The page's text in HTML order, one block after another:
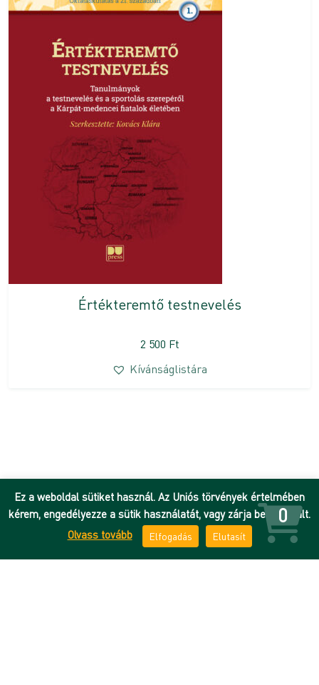
Értékteremtő testnevelés
2 500 Ft
Kívánságlistára
Ez a weboldal sütiket használ. Az Uniós törvények értelmében
kérem, engedélyezze a sütik használatát, vagy zárja be az oldalt.
Olvass tovább
Elfogadás Elutasít
0